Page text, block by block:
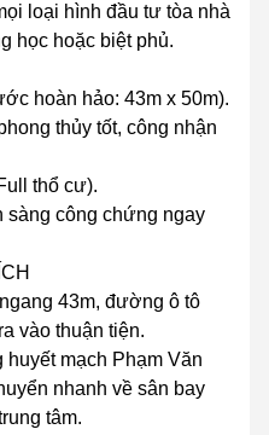
loại hình đầu tư tòa nhà
học hoặc biệt phủ.
hoàn hảo: 43m x 50m).
thủy tốt, công nhận
thổ cư).
sàng công chứng ngay
43m, đường ô tô
vào thuận tiện.
mạch Phạm Văn
nhanh về sân bay
tâm.